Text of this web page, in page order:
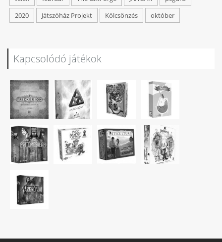
2020
Játszóház Projekt Kölcsönzés október
Kapcsolódó játékok